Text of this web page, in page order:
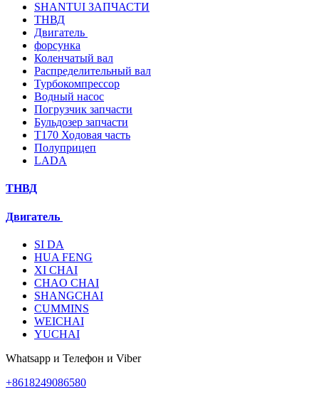
SHANTUI ЗАПЧАСТИ
ТНВД
Двигатель
форсунка
Коленчатый вал
Распределительный вал
Турбокомпрессор
Водный насос
Погрузчик запчасти
Бульдозер запчасти
T170 Ходовая часть
Полуприцеп
LADA
ТНВД
Двигатель
SI DA
HUA FENG
XI CHAI
CHAO CHAI
SHANGCHAI
CUMMINS
WEICHAI
YUCHAI
Whatsapp и Телефон и Viber
+8618249086580